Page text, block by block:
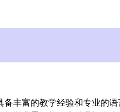
丰富的教学经验和专业的